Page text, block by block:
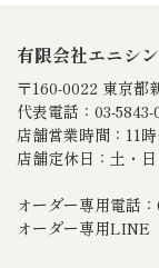
有限会社エニシ
〒160-0022 東京都
代表電話：03-
店舗営業時間：11
店舗定休日：土・
オーダー専用電話：
オーダー専用LINE